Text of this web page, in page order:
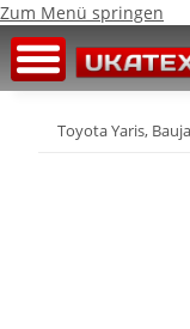
Zum Menü springen
Toyota Yaris,